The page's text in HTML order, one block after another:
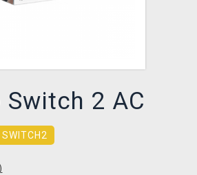
2 AC
SWITCH2